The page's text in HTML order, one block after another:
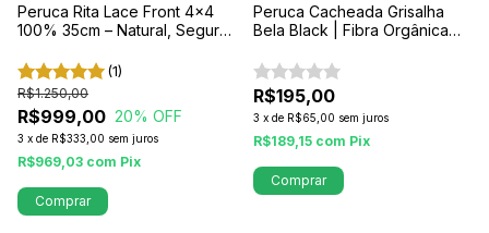
Peruca Rita Lace Front 4x4
100% 35cm – Natural, Segura
(1)
R$999,00
R$1.250,00
20% OFF
3 x de R$333,00 sem juros
R$969,03 com Pix
Comprar
Peruca Cacheada Grisalha
Bela Black | Fibra Orgânica
R$195,00
3 x de R$65,00 sem juros
R$189,15 com Pix
Comprar